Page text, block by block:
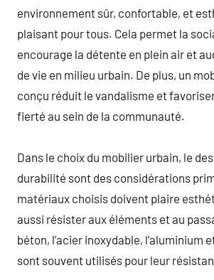
environnement sûr, confortable, et
plaisant pour tous. Cela permet la
encourage la détente en plein air et
de vie en milieu urbain. De plus, un
conçu réduit le vandalisme et
fierté au sein de la communauté.
Dans le choix du mobilier urbain, le
durabilité sont des considérations
matériaux choisis doivent plaire
aussi résister aux éléments et au
béton, l’acier inoxydable, l’aluminium
sont souvent utilisés pour leur